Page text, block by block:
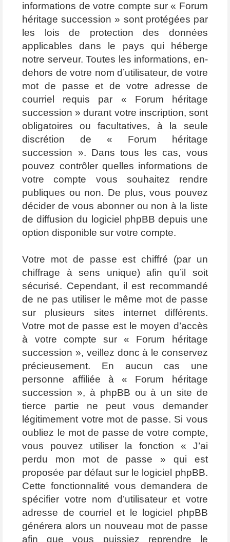
informations de votre compte sur « Forum
héritage succession » sont protégées par
les lois de protection des données
applicables dans le pays qui héberge
notre serveur. Toutes les informations, en-
dehors de votre nom d’utilisateur, de votre
mot de passe et de votre adresse de
courriel requis par « Forum héritage
succession » durant votre inscription, sont
obligatoires ou facultatives, à la seule
discrétion de « Forum héritage
succession ». Dans tous les cas, vous
pouvez contrôler quelles informations de
votre compte vous souhaitez rendre
publiques ou non. De plus, vous pouvez
décider de vous abonner ou non à la liste
de diffusion du logiciel phpBB depuis une
option disponible sur votre compte.
Votre mot de passe est chiffré (par un
chiffrage à sens unique) afin qu’il soit
sécurisé. Cependant, il est recommandé
de ne pas utiliser le même mot de passe
sur plusieurs sites internet différents.
Votre mot de passe est le moyen d’accès
à votre compte sur « Forum héritage
succession », veillez donc à le conservez
précieusement. En aucun cas une
personne affiliée à « Forum héritage
succession », à phpBB ou à un site de
tierce partie ne peut vous demander
légitimement votre mot de passe. Si vous
oubliez le mot de passe de votre compte,
vous pouvez utiliser la fonction « J’ai
perdu mon mot de passe » qui est
proposée par défaut sur le logiciel phpBB.
Cette fonctionnalité vous demandera de
spécifier votre nom d’utilisateur et votre
adresse de courriel et le logiciel phpBB
générera alors un nouveau mot de passe
afin que vous puissiez reprendre le